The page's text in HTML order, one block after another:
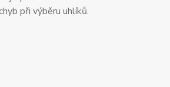
při výběru uhlíků.